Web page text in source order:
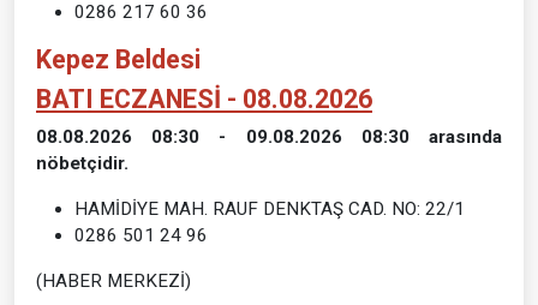
0286 217 60 36
Kepez Beldesi
BATI ECZANESİ - 08.08.2026
08.08.2026 08:30 - 09.08.2026 08:30 arasında
nöbetçidir.
HAMİDİYE MAH. RAUF DENKTAŞ CAD. NO: 22/1
0286 501 24 96
(HABER MERKEZİ)